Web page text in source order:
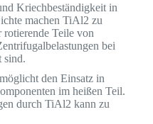
Kriechbeständigkeit in
machen TiAl2 zu
Teile von
bei
sind.
den Einsatz in
im heißen Teil.
durch TiAl2 kann zu